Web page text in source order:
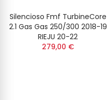
Silencioso Fmf TurbineCore
2.1 Gas Gas 250/300 2018-19
RIEJU 20-22
279,00 €